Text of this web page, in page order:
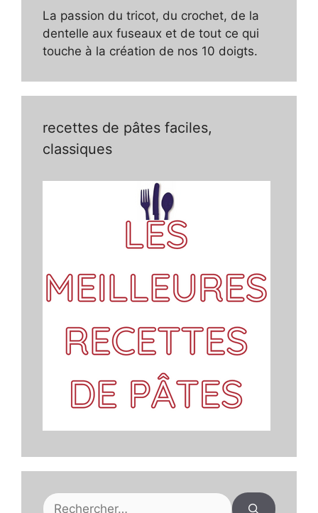
La passion du tricot, du crochet, de la
dentelle aux fuseaux et de tout ce qui
touche à la création de nos 10 doigts.
recettes de pâtes faciles,
classiques
Rechercher :